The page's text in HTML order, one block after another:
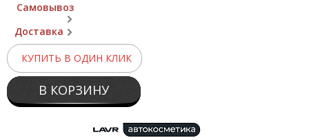
Самовывоз
Доставка
КУПИТЬ В ОДИН КЛИК
В КОРЗИНУ